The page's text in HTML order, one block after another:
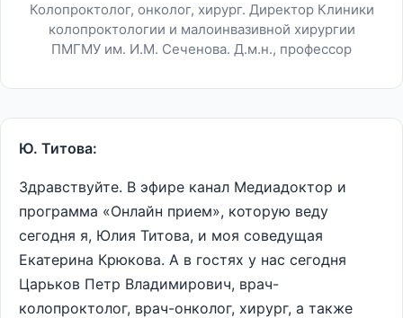
Колопроктолог, онколог, хирург. Директор Клиники
колопроктологии и малоинвазивной хирургии
ПМГМУ им. И.М. Сеченова. Д.м.н., профессор
Ю. Титова:
Здравствуйте. В эфире канал Медиадоктор и
программа «Онлайн прием», которую веду
сегодня я, Юлия Титова, и моя соведущая
Екатерина Крюкова. А в гостях у нас сегодня
Царьков Петр Владимирович, врач-
колопроктолог, врач-онколог, хирург, а также